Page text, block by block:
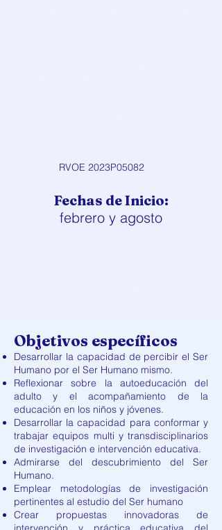
RVOE 2023P05082
Fechas de Inicio:
febrero y agosto
Objetivos específicos
Desarrollar la capacidad de percibir el Ser
Humano por el Ser Humano mismo.
Reflexionar sobre la autoeducación del
adulto y el acompañamiento de la
educación en los niños y jóvenes.
Desarrollar la capacidad para conformar y
trabajar equipos multi y transdisciplinarios
de investigación e intervención educativa.
Admirarse del descubrimiento del Ser
Humano.
Emplear metodologías de investigación
pertinentes al estudio del Ser humano
Crear propuestas innovadoras de